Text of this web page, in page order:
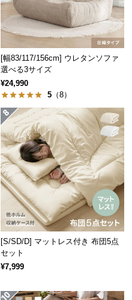
[幅83/117/156cm] ウレタンソファ
選べる3サイズ
¥24,990
5 （8）
[S/SD/D] マットレス付き 布団5点
セット
¥7,999